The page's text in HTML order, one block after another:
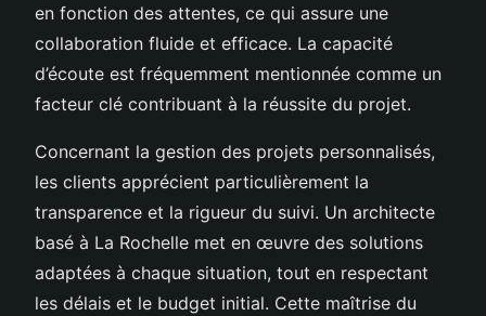
en fonction des attentes, ce qui assure une
collaboration fluide et efficace. La capacité
d’écoute est fréquemment mentionnée comme un
facteur clé contribuant à la réussite du projet.
Concernant la gestion des projets personnalisés,
les clients apprécient particulièrement la
transparence et la rigueur du suivi. Un architecte
basé à La Rochelle met en œuvre des solutions
adaptées à chaque situation, tout en respectant
les délais et le budget initial. Cette maîtrise du